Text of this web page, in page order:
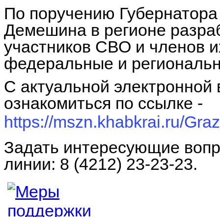
По поручению
Демешина в регионе
участников СВО и членов
федеральные и
С актуальной
ознакомиться по ссылке -
https://mszn.khabkrai.ru/
Задать интересующие
линии: 8 (4212) 23-23-23.